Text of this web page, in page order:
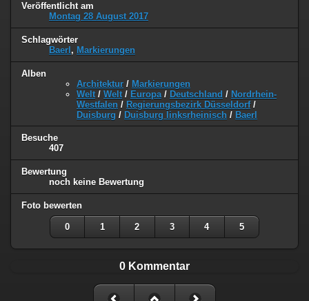
Veröffentlicht am
Montag 28 August 2017
Schlagwörter
Baerl, Markierungen
Alben
Architektur / Markierungen
Welt / Welt / Europa / Deutschland / Nordrhein-
Westfalen / Regierungsbezirk Düsseldorf/
Duisburg / Duisburg linksrheinisch / Baerl
Besuche
407
Bewertung
noch keine Bewertung
Foto bewerten
0 1 2 3 4 5
0 Kommentar